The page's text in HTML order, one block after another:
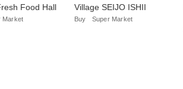
Food Hall
Market
Village SEIJO ISHII
Buy Super Market